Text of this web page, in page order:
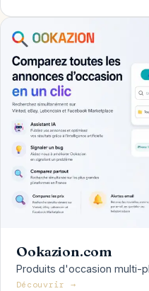
Ookazion.com
Produits d'occasion multi-
Découvrir →